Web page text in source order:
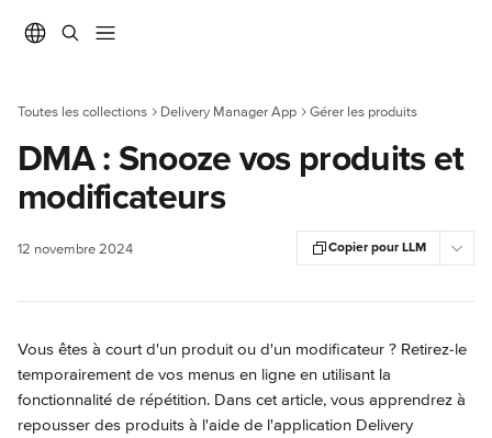
Toutes les collections Delivery Manager App Gérer les produits
DMA : Snooze vos produits et
modificateurs
12 novembre 2024 Copier pour LLM
Vous êtes à court d'un produit ou d'un modificateur ? Retirez-le
temporairement de vos menus en ligne en utilisant la
fonctionnalité de répétition. Dans cet article, vous apprendrez à
repousser des produits à l'aide de l'application Delivery